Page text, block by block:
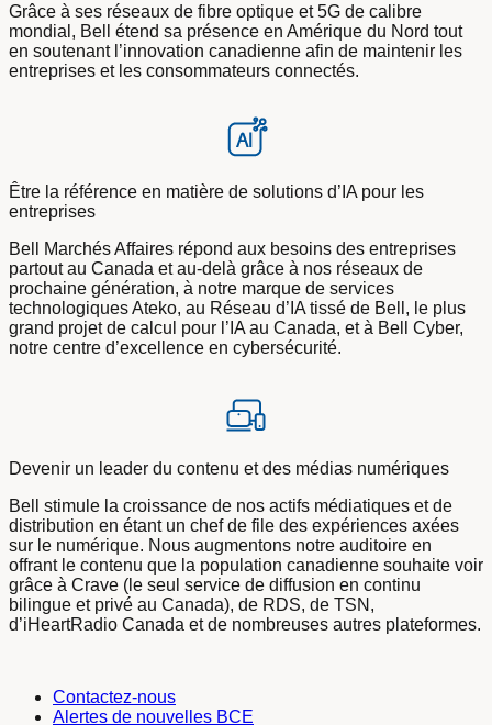
Grâce à ses réseaux de fibre optique et 5G de calibre
mondial, Bell étend sa présence en Amérique du Nord tout
en soutenant l’innovation canadienne afin de maintenir les
entreprises et les consommateurs connectés.
Être la référence en matière de solutions d’IA pour les
entreprises
Bell Marchés Affaires répond aux besoins des entreprises
partout au Canada et au-delà grâce à nos réseaux de
prochaine génération, à notre marque de services
technologiques Ateko, au Réseau d’IA tissé de Bell, le plus
grand projet de calcul pour l’IA au Canada, et à Bell Cyber,
notre centre d’excellence en cybersécurité.
Devenir un leader du contenu et des médias numériques
Bell stimule la croissance de nos actifs médiatiques et de
distribution en étant un chef de file des expériences axées
sur le numérique. Nous augmentons notre auditoire en
offrant le contenu que la population canadienne souhaite voir
grâce à Crave (le seul service de diffusion en continu
bilingue et privé au Canada), de RDS, de TSN,
d’iHeartRadio Canada et de nombreuses autres plateformes.
Contactez-nous
Alertes de nouvelles BCE